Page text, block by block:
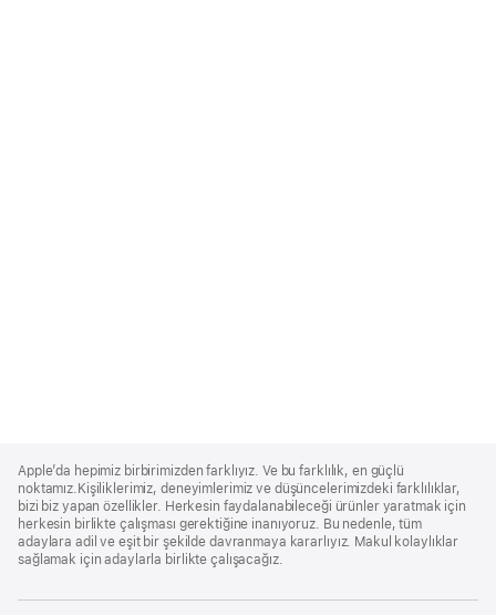
Footer
Apple’da hepimiz birbirimizden farklıyız. Ve bu farklılık, en güçlü
noktamız.Kişiliklerimiz, deneyimlerimiz ve düşüncelerimizdeki farklılıklar,
bizi biz yapan özellikler. Herkesin faydalanabileceği ürünler yaratmak için
herkesin birlikte çalışması gerektiğine inanıyoruz. Bu nedenle, tüm
adaylara adil ve eşit bir şekilde davranmaya kararlıyız. Makul kolaylıklar
sağlamak için adaylarla birlikte çalışacağız.